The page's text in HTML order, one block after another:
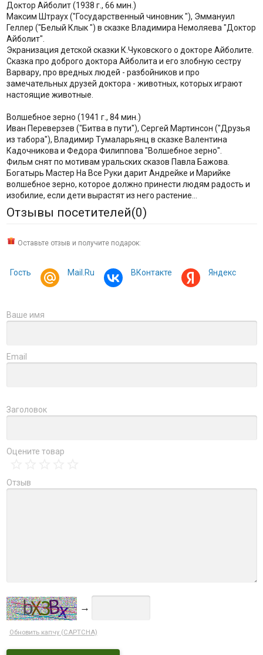
Доктор Айболит (1938 г., 66 мин.)
Максим Штраух ("Государственный чиновник "), Эммануил
Геллер ("Белый Клык ") в сказке Владимира Немоляева "Доктор
Айболит".
Экранизация детской сказки К.Чуковского о докторе Айболите.
Сказка про доброго доктора Айболита и его злобную сестру
Варвару, про вредных людей - разбойников и про
замечательных друзей доктора - животных, которых играют
настоящие животные.
Волшебное зерно (1941 г., 84 мин.)
Иван Переверзев ("Битва в пути"), Сергей Мартинсон ("Друзья
из табора"), Владимир Тумаларьянц в сказке Валентина
Кадочникова и Федора Филиппова "Волшебное зерно".
Фильм снят по мотивам уральских сказов Павла Бажова.
Богатырь Мастер На Все Руки дарит Андрейке и Марийке
волшебное зерно, которое должно принести людям радость и
изобилие, если дети вырастят из него растение...
Отзывы посетителей(0)
Оставьте отзыв и получите подарок:
Гость Mail.Ru ВКонтакте Яндекс
Ваше имя
Email
Заголовок
Оцените товар
Отзыв
→
Обновить капчу (CAPTCHA)